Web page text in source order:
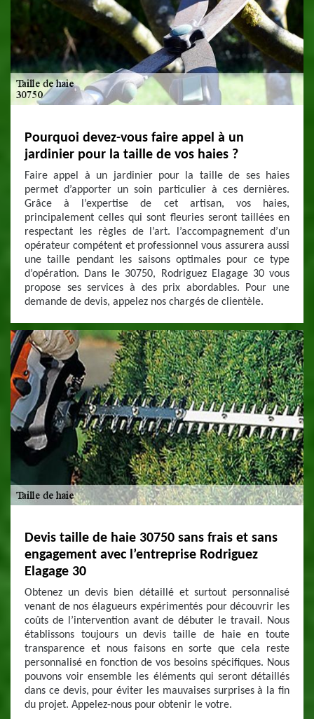
Pourquoi devez-vous faire appel à un
jardinier pour la taille de vos haies ?
Faire appel à un jardinier pour la taille de ses haies
permet d’apporter un soin particulier à ces dernières.
Grâce à l’expertise de cet artisan, vos haies,
principalement celles qui sont fleuries seront taillées en
respectant les règles de l’art. l’accompagnement d’un
opérateur compétent et professionnel vous assurera aussi
une taille pendant les saisons optimales pour ce type
d’opération. Dans le 30750, Rodriguez Elagage 30 vous
propose ses services à des prix abordables. Pour une
demande de devis, appelez nos chargés de clientèle.
Devis taille de haie 30750 sans frais et sans
engagement avec l’entreprise Rodriguez
Elagage 30
Obtenez un devis bien détaillé et surtout personnalisé
venant de nos élagueurs expérimentés pour découvrir les
coûts de l’intervention avant de débuter le travail. Nous
établissons toujours un devis taille de haie en toute
transparence et nous faisons en sorte que cela reste
personnalisé en fonction de vos besoins spécifiques. Nous
pouvons voir ensemble les éléments qui seront détaillés
dans ce devis, pour éviter les mauvaises surprises à la fin
du projet. Appelez-nous pour obtenir le votre.